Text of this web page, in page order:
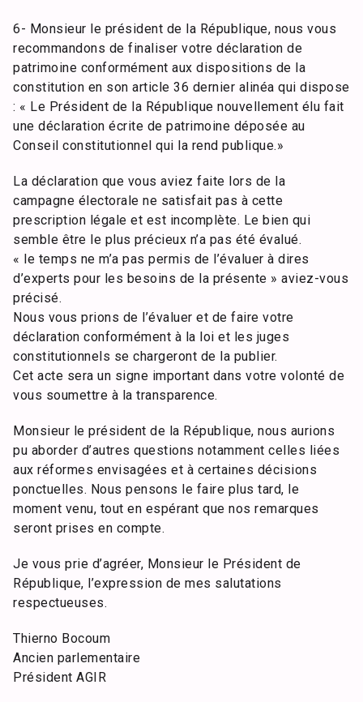
6- Monsieur le président de la République, nous vous
recommandons de finaliser votre déclaration de
patrimoine conformément aux dispositions de la
constitution en son article 36 dernier alinéa qui dispose
: « Le Président de la République nouvellement élu fait
une déclaration écrite de patrimoine déposée au
Conseil constitutionnel qui la rend publique.»
La déclaration que vous aviez faite lors de la
campagne électorale ne satisfait pas à cette
prescription légale et est incomplète. Le bien qui
semble être le plus précieux n’a pas été évalué.
« le temps ne m’a pas permis de l’évaluer à dires
d’experts pour les besoins de la présente » aviez-vous
précisé.
Nous vous prions de l’évaluer et de faire votre
déclaration conformément à la loi et les juges
constitutionnels se chargeront de la publier.
Cet acte sera un signe important dans votre volonté de
vous soumettre à la transparence.
Monsieur le président de la République, nous aurions
pu aborder d’autres questions notamment celles liées
aux réformes envisagées et à certaines décisions
ponctuelles. Nous pensons le faire plus tard, le
moment venu, tout en espérant que nos remarques
seront prises en compte.
Je vous prie d’agréer, Monsieur le Président de
République, l’expression de mes salutations
respectueuses.
Thierno Bocoum
Ancien parlementaire
Président AGIR